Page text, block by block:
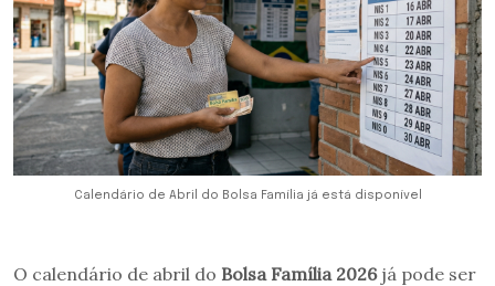
Calendário de Abril do Bolsa Família já está disponível
O calendário de abril do Bolsa Família 2026já pode ser